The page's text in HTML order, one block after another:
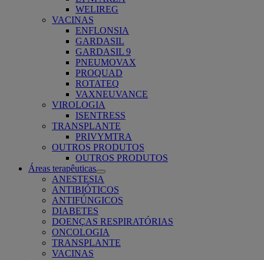
WELIREG
VACINAS
ENFLONSIA
GARDASIL
GARDASIL 9
PNEUMOVAX
PROQUAD
ROTATEQ
VAXNEUVANCE
VIROLOGIA
ISENTRESS
TRANSPLANTE
PRIVYMTRA
OUTROS PRODUTOS
OUTROS PRODUTOS
Áreas terapêuticas
Open
submenu
ANESTESIA
ANTIBIÓTICOS
ANTIFÚNGICOS
DIABETES
DOENÇAS RESPIRATÓRIAS
ONCOLOGIA
TRANSPLANTE
VACINAS